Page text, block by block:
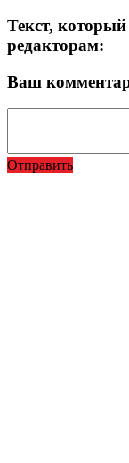
Текст,
редакторам:
Ваш
Отправить